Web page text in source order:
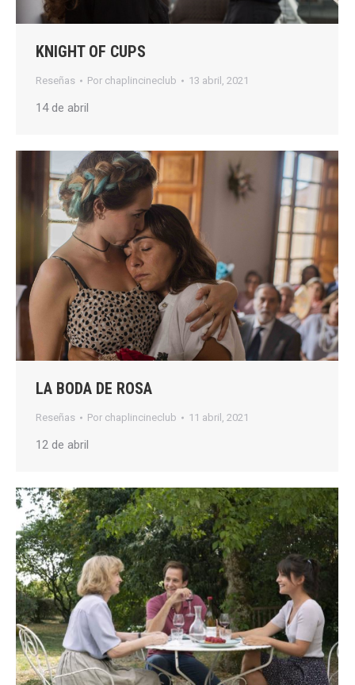
KNIGHT OF CUPS
Reseñas Por chaplincineclub 13 abril, 2021
14 de abril
LA BODA DE ROSA
Reseñas Por chaplincineclub 11 abril, 2021
12 de abril